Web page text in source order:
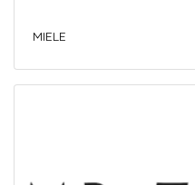
MIELE